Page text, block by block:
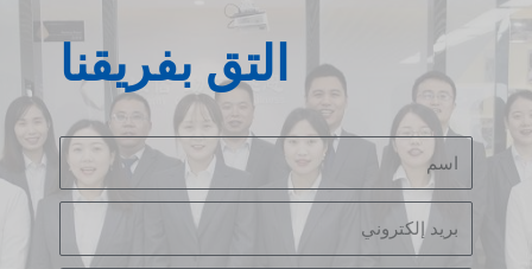
التق بفريقنا